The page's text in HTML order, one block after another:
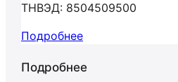
ТНВЭД: 8504509500
Подробнее
Подробнее